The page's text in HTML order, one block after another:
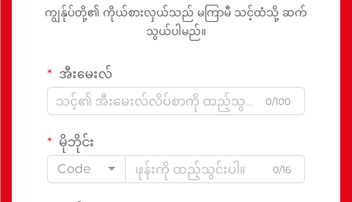
ကျွန်ုပ်တို့၏ ကိုယ်စားလှယ်သည် မကြာမီ သင့်ထံသို့ ဆက်
သွယ်ပါမည်။
အီးမေးလ်
0/100
မိုဘိုင်း
Code
0/16